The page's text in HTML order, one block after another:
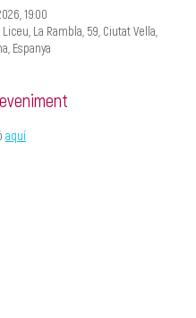
19:00
La Rambla, 59, Ciutat Vella,
Espanya
aquí